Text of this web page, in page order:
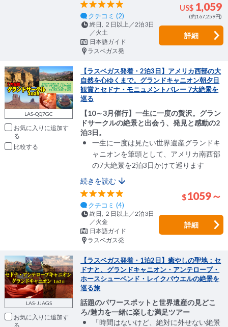
US$ 1,059
(約167,259円)
クチコミ (2)
終日, ２日以上／2泊3日
／火土
日本語ガイド
ラスベガス発
詳細
LAS-QQ7GC
お気に入りに追加
比較
【ラスベガス発着・2泊3日】アメリカ西部の大
自然を心ゆくまで。グランドキャニオン朝夕日
観賞とセドナ・モニュメントバレー 7大絶景を
巡る
【10～3月催行】一生に一度の贅沢。グラン
ドサークルの絶景と出会う、発見と感動の2
泊3日。
一生に一度は見たい世界遺産グランドキ
ャニオンを筆頭として、アメリカ南西部
の7大絶景を2泊3日かけて巡ります
続きを読む
$1059～
クチコミ (4)
終日, ２日以上／2泊3日
／火金
日本語ガイド
ラスベガス発
詳細
LAS-JJAGS
お気に入りに追加
【ラスベガス発着・1泊2日】癒やしの聖地：セ
ドナと、グランドキャニオン・アンテロープ・
ホースシューベンド・レイクパウエルの絶景を
巡る旅
話題のパワースポットと世界遺産の見どこ
ろ/魅力を一緒に楽しむ満足ツアー
「時間はないけど、絶対に外せない絶景